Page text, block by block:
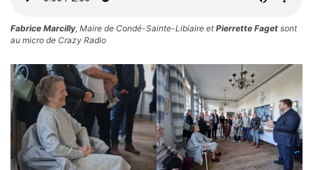
Fabrice Marcilly, Maire de Condé-Sainte-Libiaire etPierrette Faget sont
au micro de Crazy Radio